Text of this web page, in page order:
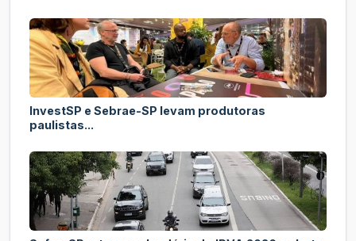
InvestSP e Sebrae-SP levam produtoras
paulistas...